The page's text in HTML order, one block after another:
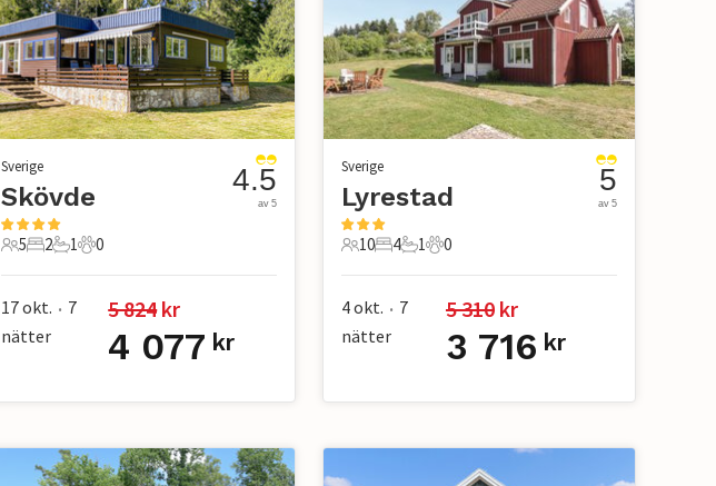
Sverige
Skövde
5 Gäster
5
2 Sovrum
2
1 Badrum
1
0 Husdjur
0
4.5
av 5
17 okt. • 7
nätter
5 824 kr
4 077 kr
Sverige
Lyrestad
10 Gäster
10
4 Sovrum
4
1 Badrum
1
0 Husdjur
0
5
av 5
4 okt. • 7
nätter
5 310 kr
3 716 kr